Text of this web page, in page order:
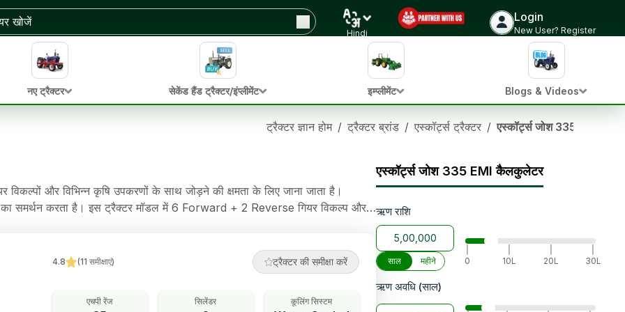
Hindi
Login
New User? Register
नए ट्रैक्टर सेकेंड हैंड ट्रैक्टर/इंप्लीमेंट इम्प्लीमेंट Blogs & Videos
ट्रैक्टर ज्ञान होम / ट्रैक्टर ब्रांड / एस्कॉर्ट्स ट्रैक्टर / एस्कॉर्ट्स जोश 335
और विभिन्न कृषि उपकरणों के साथ जोड़ने की क्षमता के लिए जाना जाता है।
समर्थन करता है। इस ट्रैक्टर मॉडल में 6 Forward + 2 Reverse गियर विकल्प और
है। इस ट्रैक्टर में Multiplate dry disc ब्रेक, Manual स्टीयरिंग, 1000 kg
4.8 (11 समीक्षाएं) ट्रैक्टर की समीक्षा करें
एचपी रेंज सिलेंडर कूलिंग सिस्टम
एस्कॉर्ट्स जोश 335 EMI कैलकुलेटर
ऋण राशि
0
10L
20L
30L
साल महीने
ऋण अवधि (साल)
ट्रैक्टर की कीमत जांचें